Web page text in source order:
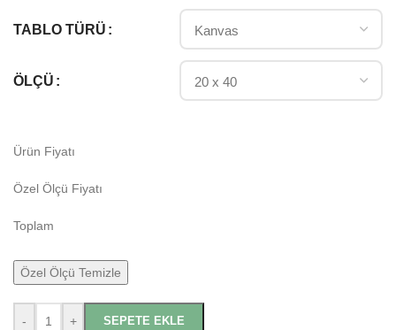
TABLO TÜRÜ
ÖLÇÜ
Ürün Fiyatı
Özel Ölçü Fiyatı
Toplam
Özel Ölçü Temizle
- + SEPETE EKLE